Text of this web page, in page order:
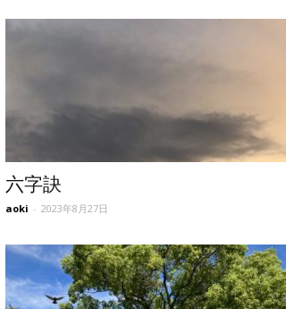
六字訣
aoki - 2023年8月27日